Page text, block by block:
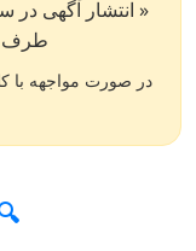
طرف سایت
در صورت مواجهه با